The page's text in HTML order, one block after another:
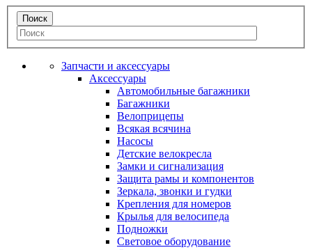
Запчасти и аксессуары
Аксессуары
Автомобильные багажники
Багажники
Велоприцепы
Всякая всячина
Насосы
Детские велокресла
Замки и сигнализация
Защита рамы и компонентов
Зеркала, звонки и гудки
Крепления для номеров
Крылья для велосипеда
Подножки
Световое оборудование